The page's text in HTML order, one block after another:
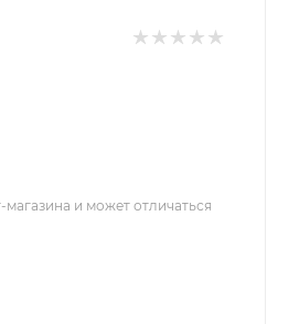
и может отличаться